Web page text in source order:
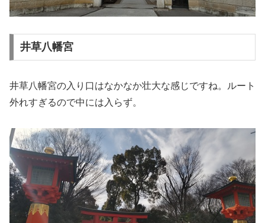
井草八幡宮
井草八幡宮の入り口はなかなか壮大な感じですね。ルート
外れすぎるので中には入らず。